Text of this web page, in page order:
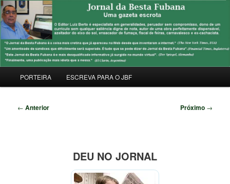
Pular
para
o
conteúdo
principalJORNAL DA BESTA FUBANA
Uma Gazeta Escrota
principal
PORTEIRA ESCREVA PARA O JBF
Navegação
← Anterior Próximo →
DEU NO JORNAL